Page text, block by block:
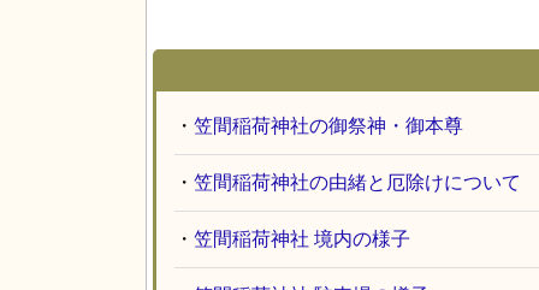
・ 笠間稲荷神社の御祭神・御本尊
・ 笠間稲荷神社の由緒と厄除けについて
・ 笠間稲荷神社 境内の様子